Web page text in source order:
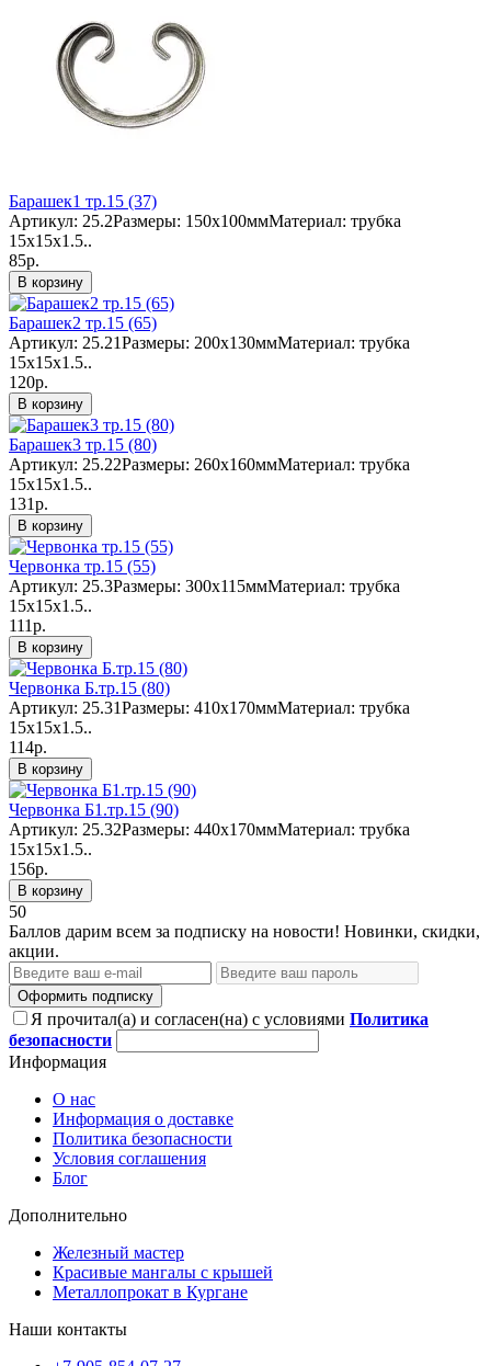
Барашек1 тр.15 (37)
Артикул: 25.2Размеры: 150х100ммМатериал: трубка
15х15х1.5..
85р.
В корзину
Барашек2 тр.15 (65)
Артикул: 25.21Размеры: 200х130ммМатериал: трубка
15х15х1.5..
120р.
В корзину
Барашек3 тр.15 (80)
Артикул: 25.22Размеры: 260х160ммМатериал: трубка
15х15х1.5..
131р.
В корзину
Червонка тр.15 (55)
Артикул: 25.3Размеры: 300х115ммМатериал: трубка
15х15х1.5..
111р.
В корзину
Червонка Б.тр.15 (80)
Артикул: 25.31Размеры: 410х170ммМатериал: трубка
15х15х1.5..
114р.
В корзину
Червонка Б1.тр.15 (90)
Артикул: 25.32Размеры: 440х170ммМатериал: трубка
15х15х1.5..
156р.
В корзину
50
Баллов дарим всем за подписку на новости! Новинки, скидки,
акции.
Оформить подписку
Я прочитал(а) и согласен(на) с условиями Политика
безопасности
Информация
О нас
Информация о доставке
Политика безопасности
Условия соглашения
Блог
Дополнительно
Железный мастер
Красивые мангалы с крышей
Металлопрокат в Кургане
Наши контакты